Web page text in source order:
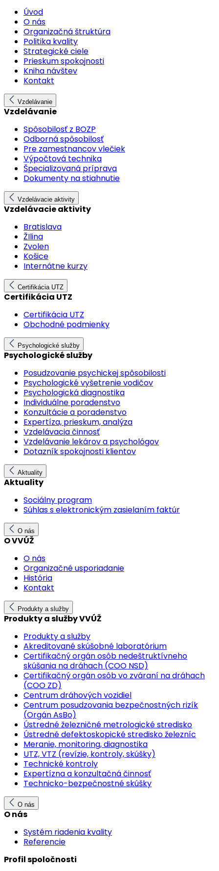
Úvod
O nás
Organizačná štruktúra
Politika kvality
Strategické ciele
Prieskum spokojnosti
Kniha návštev
Kontakt
Vzdelávanie
Vzdelávanie
Spôsobilosť z BOZP
Odborná spôsobilosť
Pre zamestnancov vlečiek
Výpočtová technika
Špecializovaná príprava
Dokumenty na stiahnutie
Vzdelávacie aktivity
Vzdelávacie aktivity
Bratislava
ŽIlina
Zvolen
Košice
Internátne kurzy
Certifikácia UTZ
Certifikácia UTZ
Certifikácia UTZ
Obchodné podmienky
Psychologické služby
Psychologické služby
Posudzovanie psychickej spôsobilosti
Psychologické vyšetrenie vodičov
Psychologická diagnostika
Individuálne poradenstvo
Konzultácie a poradenstvo
Expertíza, prieskum, analýza
Vzdelávacia činnosť
Vzdelávanie lekárov a psychológov
Dotazník spokojnosti klientov
Aktuality
Aktuality
Sociálny program
Súhlas s elektronickým zasielaním faktúr
O nás
O VVÚŽ
O nás
Organizačné usporiadanie
História
Kontakt
Produkty a služby
Produkty a služby VVÚŽ
Produkty a služby
Akreditované skúšobné laboratórium
Certifikačný orgán osôb nedeštruktívneho
skúšania na dráhach (COO NSD)
Certifikačný orgán osôb vo zváraní na dráhach
(COO ZD)
Centrum dráhových vozidiel
Centrum posudzovania bezpečnostných rizík
(Orgán AsBo)
Ústredné železničné metrologické stredisko
Ústredné defektoskopické stredisko železníc
Meranie, monitoring, diagnostika
UTZ, VTZ (revízie, kontroly, skúšky)
Technické kontroly
Expertízna a konzultačná činnosť
Technicko-bezpečnostné skúšky
O nás
O nás
Systém riadenia kvality
Referencie
Profil spoločnosti